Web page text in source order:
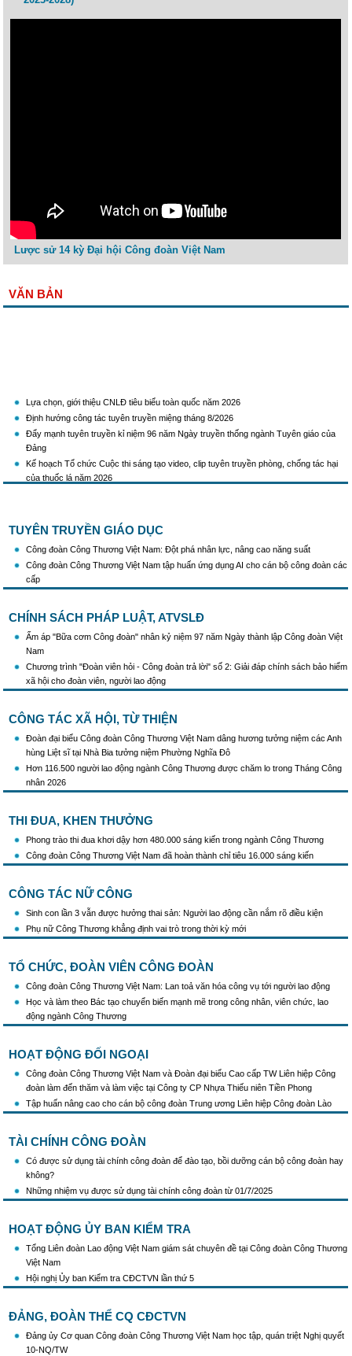
Lược sử 14 kỳ Đại hội Công đoàn Việt Nam
VĂN BẢN
Lựa chọn, giới thiệu CNLĐ tiêu biểu toàn quốc năm 2026
Định hướng công tác tuyên truyền miệng tháng 8/2026
Đẩy mạnh tuyên truyền kỉ niệm 96 năm Ngày truyền thống ngành Tuyên giáo của
Đảng
Kế hoạch Tổ chức Cuộc thi sáng tạo video, clip tuyên truyền phòng, chống tác hại
của thuốc lá năm 2026
tình hình mới"
Triển khai thực hiện Hướng dẫn số 28/HD-BTGDVTW về xác định, lựa chọn ngày
truyền thống, ngày thành lập, ngày tái lập sau sắp xếp tổ chức bộ máy của hệ thống
chính trị
Triển khai truyền thông "Chiến dịch 500 ngày đêm đẩy mạnh thực hiện tìm kiếm, quy
Hướng dẫn tuyên truyền kỷ niệm 97 năm Ngày thành lập Công đoàn Việt Nam
(28/7/1929 - 28/7/2026)
Khẩu hiệu tuyên truyền trong nhiệm kỳ Đại hội XIV của Đảng
Triển khai thực hiện Chỉ thị số 25/CT-TTg của Thủ tướng Chính phủ về tăng cường
công tác phòng, chống buôn lậu, vận chuyển, sản xuất, mua bán, tàng trữ, sử dụng
TUYÊN TRUYỀN GIÁO DỤC
Công đoàn Công Thương Việt Nam: Đột phá nhân lực, nâng cao năng suất
Công đoàn Công Thương Việt Nam tập huấn ứng dụng AI cho cán bộ công đoàn các
cấp
CHÍNH SÁCH PHÁP LUẬT, ATVSLĐ
Ấm áp "Bữa cơm Công đoàn" nhân kỷ niệm 97 năm Ngày thành lập Công đoàn Việt
Nam
Chương trình "Đoàn viên hỏi - Công đoàn trả lời" số 2: Giải đáp chính sách bảo hiểm
xã hội cho đoàn viên, người lao động
CÔNG TÁC XÃ HỘI, TỪ THIỆN
Đoàn đại biểu Công đoàn Công Thương Việt Nam dâng hương tưởng niệm các Anh
hùng Liệt sĩ tại Nhà Bia tưởng niệm Phường Nghĩa Đô
Hơn 116.500 người lao động ngành Công Thương được chăm lo trong Tháng Công
nhân 2026
THI ĐUA, KHEN THƯỞNG
Phong trào thi đua khơi dậy hơn 480.000 sáng kiến trong ngành Công Thương
Công đoàn Công Thương Việt Nam đã hoàn thành chỉ tiêu 16.000 sáng kiến
CÔNG TÁC NỮ CÔNG
Sinh con lần 3 vẫn được hưởng thai sản: Người lao động cần nắm rõ điều kiện
Phụ nữ Công Thương khẳng định vai trò trong thời kỳ mới
TỔ CHỨC, ĐOÀN VIÊN CÔNG ĐOÀN
Công đoàn Công Thương Việt Nam: Lan toả văn hóa công vụ tới người lao động
Học và làm theo Bác tạo chuyển biến mạnh mẽ trong công nhân, viên chức, lao
động ngành Công Thương
HOẠT ĐỘNG ĐỐI NGOẠI
Công đoàn Công Thương Việt Nam và Đoàn đại biểu Cao cấp TW Liên hiệp Công
đoàn làm đến thăm và làm việc tại Công ty CP Nhựa Thiếu niên Tiền Phong
Tập huấn nâng cao cho cán bộ công đoàn Trung ương Liên hiệp Công đoàn Lào
TÀI CHÍNH CÔNG ĐOÀN
Có được sử dụng tài chính công đoàn để đào tạo, bồi dưỡng cán bộ công đoàn hay
không?
Những nhiệm vụ được sử dụng tài chính công đoàn từ 01/7/2025
HOẠT ĐỘNG ỦY BAN KIỂM TRA
Tổng Liên đoàn Lao động Việt Nam giám sát chuyên đề tại Công đoàn Công Thương
Việt Nam
Hội nghị Ủy ban Kiểm tra CĐCTVN lần thứ 5
ĐẢNG, ĐOÀN THỂ CQ CĐCTVN
Đảng ủy Cơ quan Công đoàn Công Thương Việt Nam học tập, quán triệt Nghị quyết
10-NQ/TW